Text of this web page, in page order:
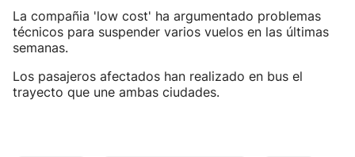
La compañia 'low cost' ha argumentado problemas
técnicos para suspender varios vuelos en las últimas
semanas.
Los pasajeros afectados han realizado en bus el
trayecto que une ambas ciudades.